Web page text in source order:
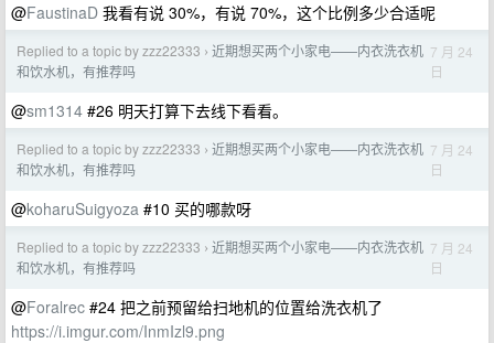
@FaustinaD 我看有说 30%，有说 70%，这个比例多少合适呢
Replied to a topic by zzz22333 › 近期想买两个小家电——内衣洗衣机
和饮水机，有推荐吗
7 月 24
日
@sm1314 #26 明天打算下去线下看看。
Replied to a topic by zzz22333 › 近期想买两个小家电——内衣洗衣机
和饮水机，有推荐吗
7 月 24
日
@koharuSuigyoza #10 买的哪款呀
Replied to a topic by zzz22333 › 近期想买两个小家电——内衣洗衣机
和饮水机，有推荐吗
7 月 24
日
@Foralrec #24 把之前预留给扫地机的位置给洗衣机了
https://i.imgur.com/InmIzl9.png